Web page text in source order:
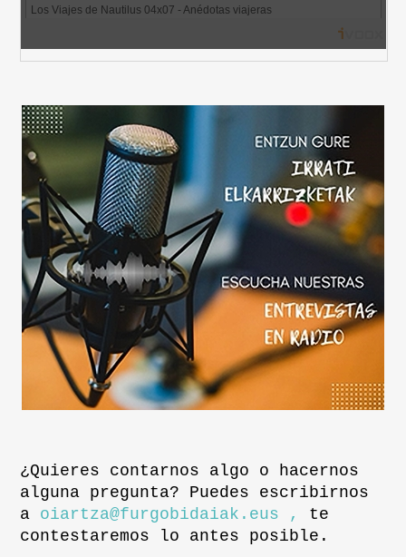
¿Quieres contarnos algo o hacernos
alguna pregunta? Puedes escribirnos
a oiartza@furgobidaiak.eus ,
te
contestaremos lo antes posible.